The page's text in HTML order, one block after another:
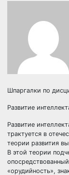
Шпаргалки по
Развитие
Развитие
трактуется в
теории развития
В этой теории
«орудийность»,